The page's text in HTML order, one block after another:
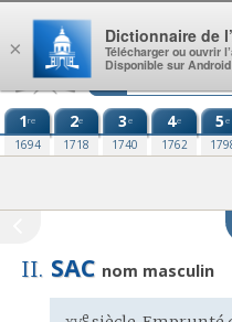
Aller au contenu
1re
1694
2e
1718
3e
1740
4e
1762
5e
II. SAC nom masculin
e
×
Dictionnaire de
Télécharger ou ouvrir
Disponible sur